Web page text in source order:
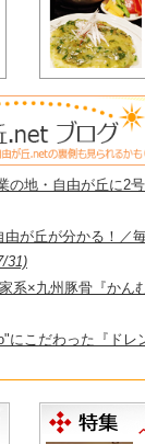
の地・自由が丘に2
由が丘が分かる！／
31)
系×九州豚骨『かん
にこだわった『ド
幕
(7/23)